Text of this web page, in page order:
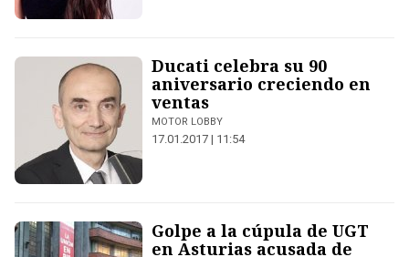
Ducati celebra su 90
aniversario creciendo en
ventas
MOTOR LOBBY
17.01.2017 | 11:54
Golpe a la cúpula de UGT
en Asturias acusada de